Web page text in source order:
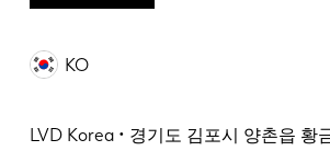
KO
LVD Korea • 경기도 김포시 양촌읍 황